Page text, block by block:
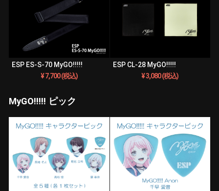
ESP ES-S-70 MyGO!!!!!
¥ 7,700 (税込)
ESP CL-28 MyGO!!!!!
¥ 3,080 (税込)
MyGO!!!!! ピック